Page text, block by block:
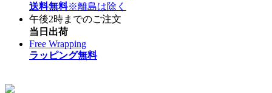
送料無料※離島は除く
午後2時までのご注文
当日出荷
Free Wrapping
ラッピング無料